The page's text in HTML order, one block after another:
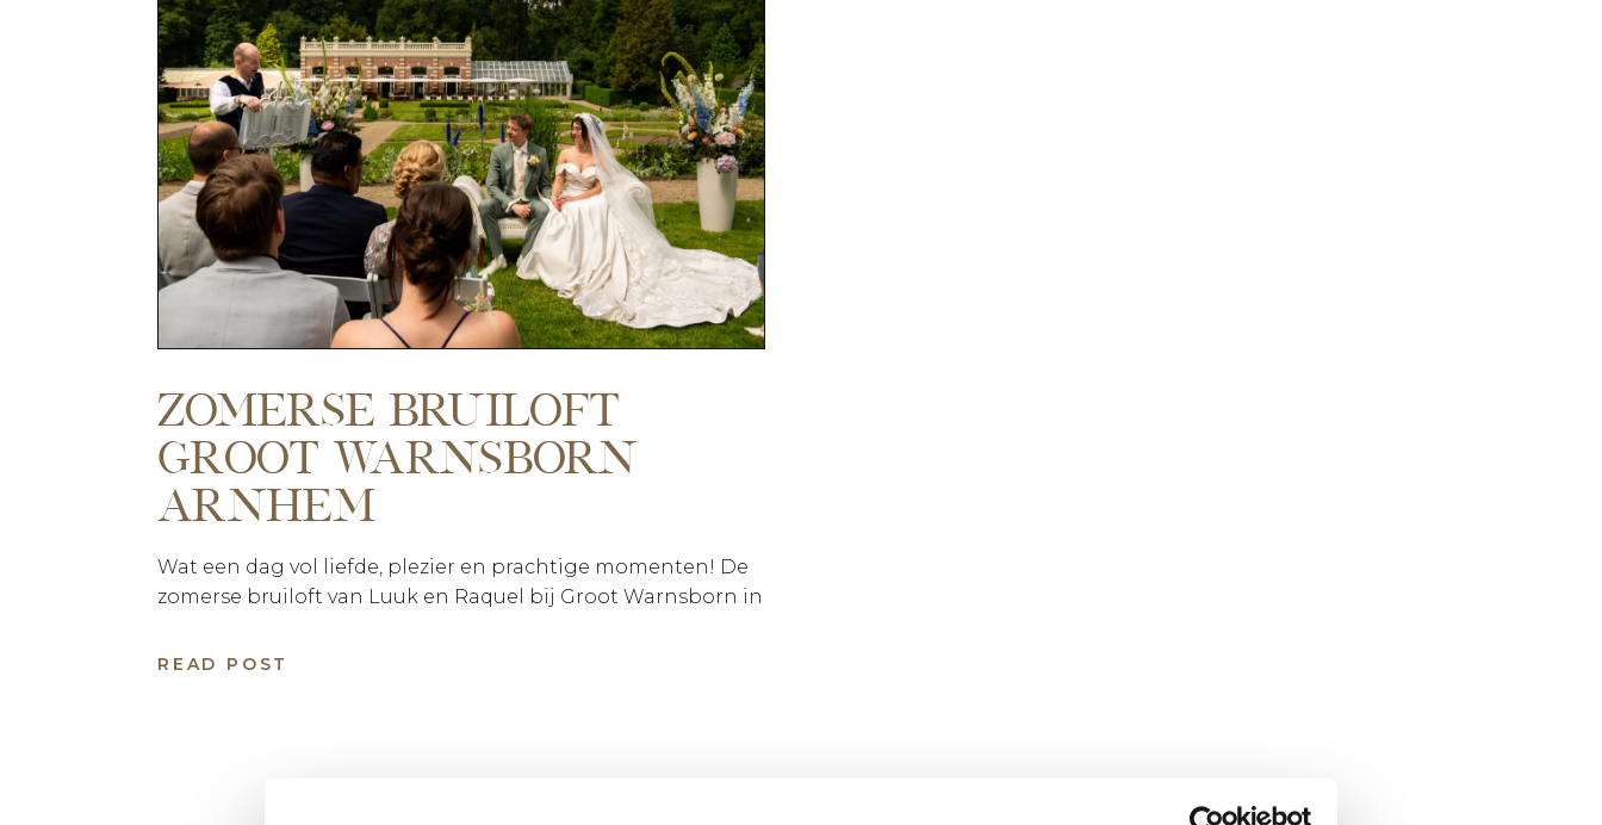
READ POST
Wat een dag vol liefde, plezier en prachtige momenten! De
zomerse bruiloft van Luuk en Raquel bij Groot Warnsborn in
ervoor om buiten in de weelderige tuinen van Groot
Zomerse Bruiloft
Groot Warnsborn
Arnhem